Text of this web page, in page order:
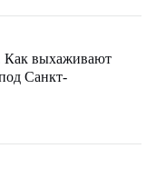
Как выхаживают
Санкт-